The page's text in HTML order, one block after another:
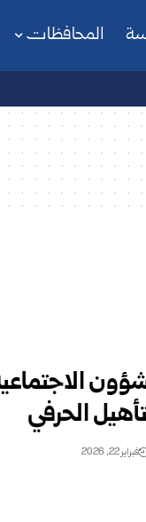
المحافظات
الحرفي
فبراير 22, 2026